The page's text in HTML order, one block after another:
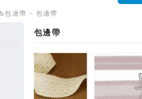
包邊帶 > 包邊帶
包邊帶